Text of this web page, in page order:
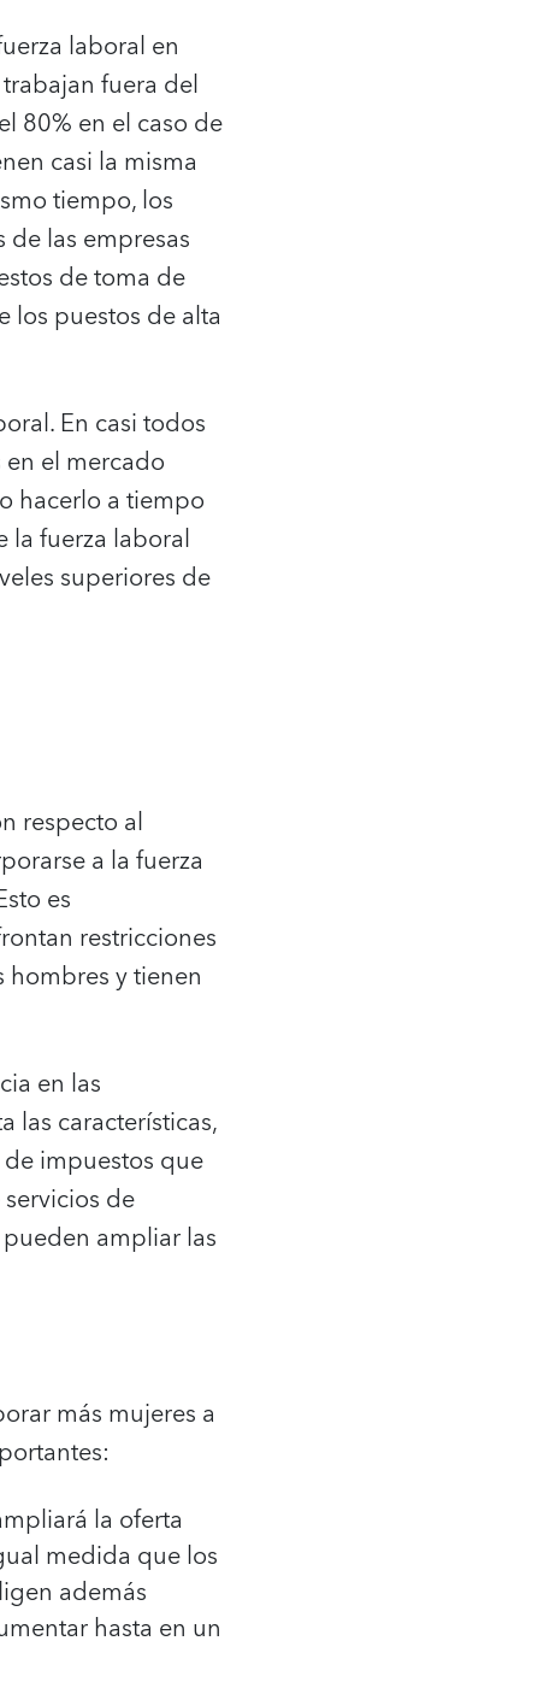
laboral en
fuera del
80% en el caso de
casi la misma
tiempo, los
las empresas
de toma de
los puestos de alta
En casi todos
el mercado
hacerlo a tiempo
la fuerza laboral
superiores de
respecto al
a la fuerza
es
restricciones
y tienen
en las
las características,
impuestos que
de
ampliar las
más mujeres a
la oferta
medida que los
además
hasta en un